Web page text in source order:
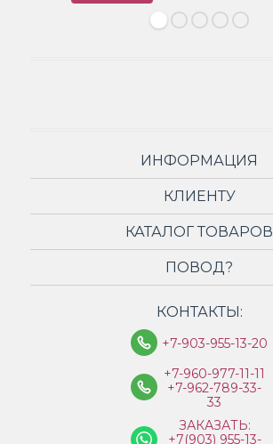
ИНФОРМАЦИЯ
КЛИЕНТУ
КАТАЛОГ ТОВАРОВ
ПОВОД?
КОНТАКТЫ:
+7-903-955-13-20
+7-960-977-11-11
+7-962-789-33-
33
ЗАКАЗАТЬ:
+7(903) 955-13-